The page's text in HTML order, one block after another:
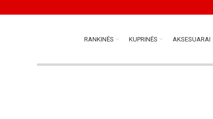
RANKINĖS KUPRINĖS AKSESUARAI